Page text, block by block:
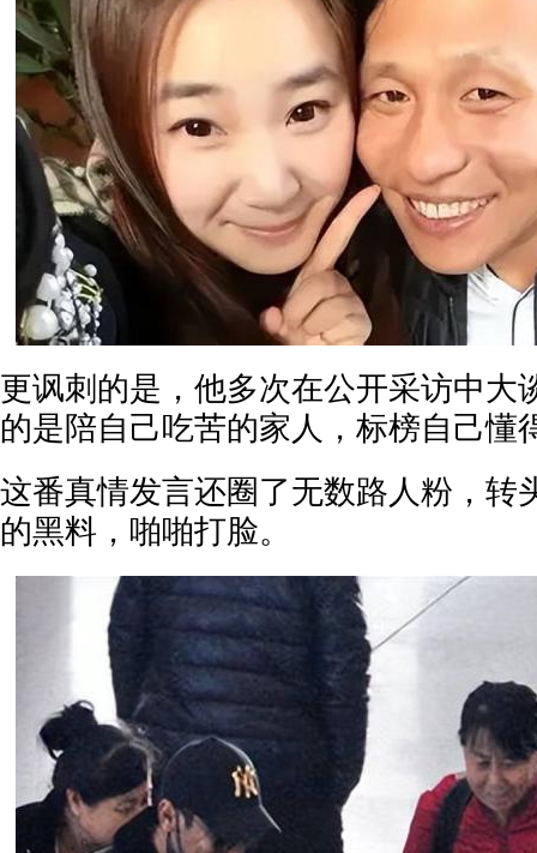
更讽刺的是，他多次在公开采访中大
的是陪自己吃苦的家人，标榜自己懂
这番真情发言还圈了无数路人粉，转
的黑料，啪啪打脸。